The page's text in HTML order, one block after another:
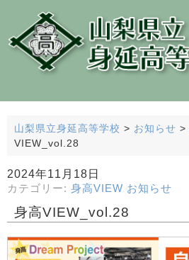
山梨県立身延高等学校 > お知らせ >
VIEW_vol.28
2024年11月18日
カテゴリー: 身高VIEW お知らせ
身高VIEW_vol.28